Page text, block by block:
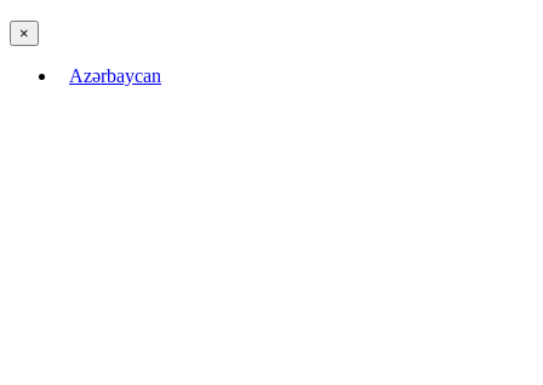
×
Bağla
Azərbaycan